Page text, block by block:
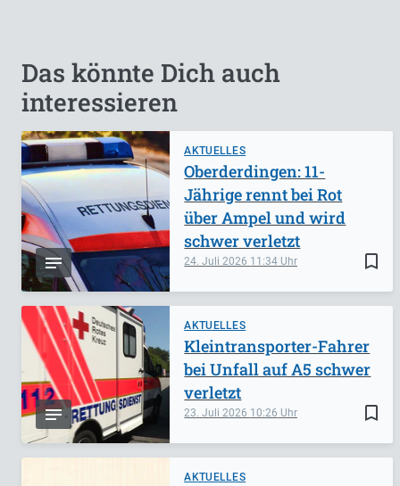
Das könnte Dich auch
interessieren
AKTUELLES
bookmark_border
24. Juli 2026 11:34
Oberderdingen: 11-
Jährige rennt bei Rot
über Ampel und wird
schwer verletzt
AKTUELLES
bookmark_border
23. Juli 2026 10:26
Kleintransporter-Fahrer
bei Unfall auf A5 schwer
verletzt
AKTUELLES